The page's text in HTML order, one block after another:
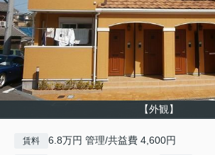
【外観】
賃料 6.8万円 管理/共益費 4,600円